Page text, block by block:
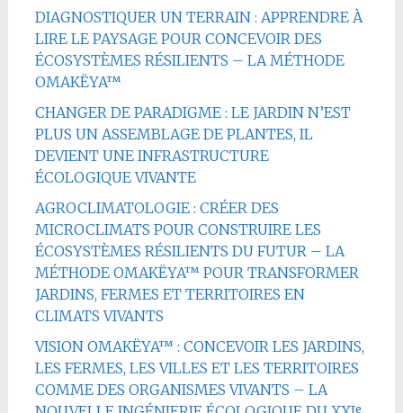
DIAGNOSTIQUER UN TERRAIN : APPRENDRE À
LIRE LE PAYSAGE POUR CONCEVOIR DES
ÉCOSYSTÈMES RÉSILIENTS – LA MÉTHODE
OMAKËYA™
CHANGER DE PARADIGME : LE JARDIN N’EST
PLUS UN ASSEMBLAGE DE PLANTES, IL
DEVIENT UNE INFRASTRUCTURE
ÉCOLOGIQUE VIVANTE
AGROCLIMATOLOGIE : CRÉER DES
MICROCLIMATS POUR CONSTRUIRE LES
ÉCOSYSTÈMES RÉSILIENTS DU FUTUR – LA
MÉTHODE OMAKËYA™ POUR TRANSFORMER
JARDINS, FERMES ET TERRITOIRES EN
CLIMATS VIVANTS
VISION OMAKËYA™ : CONCEVOIR LES JARDINS,
LES FERMES, LES VILLES ET LES TERRITOIRES
COMME DES ORGANISMES VIVANTS – LA